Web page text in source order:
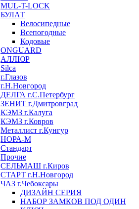
MUL-T-LOCK
БУЛАТ
Велосипедные
Всепогодные
Кодовые
ONGUARD
АЛЛЮР
Silca
г.Глазов
г.Н.Новгород
ДЕЛГА г.С.Петербург
ЗЕНИТ г.Дмитровград
КЭМЗ г.Калуга
КЭМЗ г.Ковров
Металлист г.Кунгур
НОРА-М
Стандарт
Прочие
СЕЛЬМАШ г.Киров
СТАРТ г.Н.Новгород
ЧАЗ г.Чебоксары
ДИЗАЙН СЕРИЯ
НАБОР ЗАМКОВ ПОД ОДИН